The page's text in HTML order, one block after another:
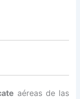
aéreas de las